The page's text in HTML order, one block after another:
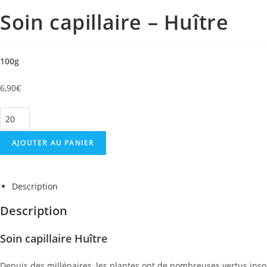
Soin capillaire – Huître
100g
6,90€
AJOUTER AU PANIER
Description
Description
Soin capillaire Huître